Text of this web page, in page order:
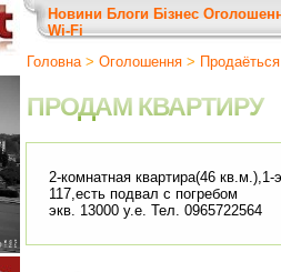
Новини Блоги Бізнес
Wi-Fi
Головна> Оголошення >
ПРОДАМ КВАРТИРУ
2-комнатная квартира(46
117,есть подвал с погребом
экв. 13000 у.е. Тел. 0965722564